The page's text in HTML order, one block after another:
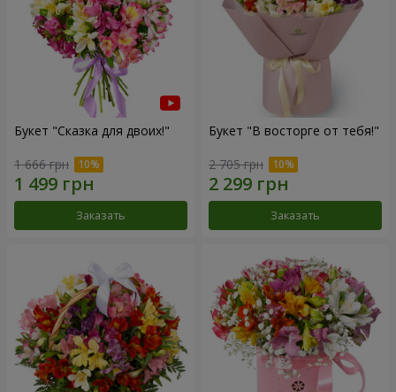
Букет "Сказка для двоих!"
1 666 грн
Заказать
Букет "В восторге от тебя!"
2 705 грн
Заказать